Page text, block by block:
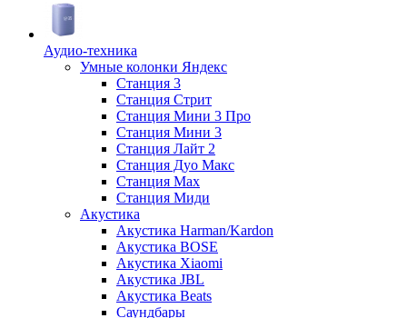
Аудио-техника
Умные колонки Яндекс
Станция 3
Станция Стрит
Станция Мини 3 Про
Станция Мини 3
Станция Лайт 2
Станция Дуо Макс
Станция Max
Станция Миди
Акустика
Акустика Harman/Kardon
Акустика BOSE
Акустика Xiaomi
Акустика JBL
Акустика Beats
Саундбары